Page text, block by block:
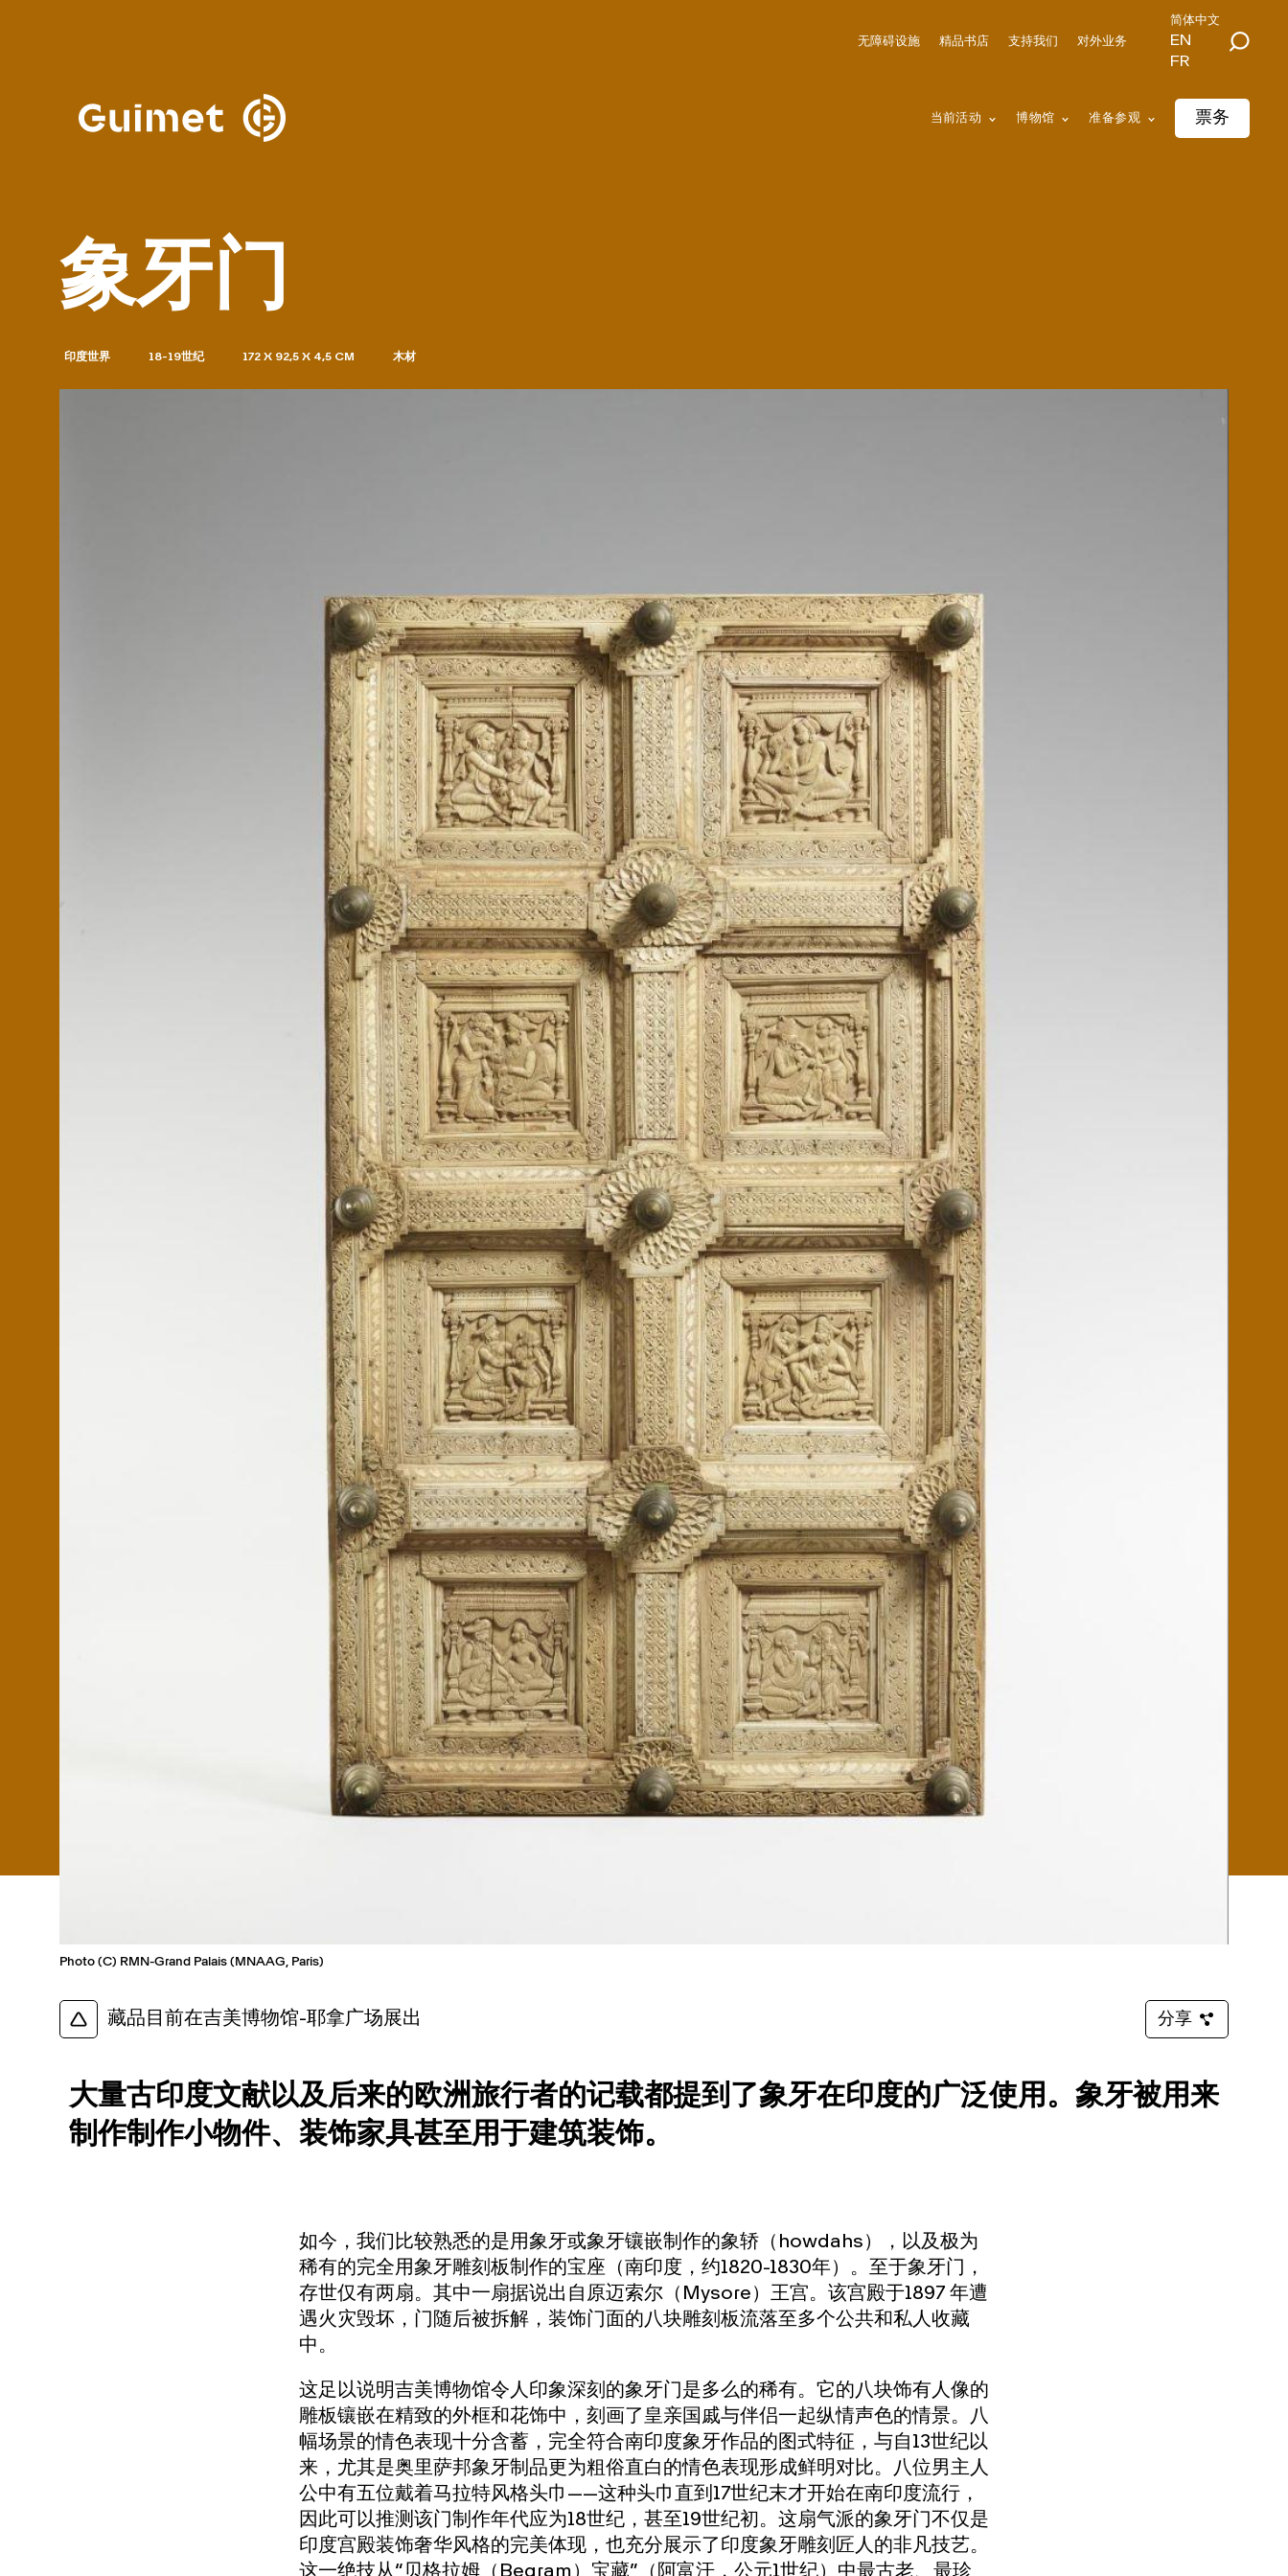
当前活动 博物馆 准备参观 票务
无障碍设施 精品书店 支持我们 对外业务
简体中文
EN
FR
象牙门
印度世界 18-19世纪 172 X 92,5 X 4,5 CM 木材
Photo (C) RMN-Grand Palais (MNAAG, Paris)
藏品目前在吉美博物馆-耶拿广场展出 分享
大量古印度文献以及后来的欧洲旅行者的记载都提到了象牙在印度的广泛使用。象牙被用来
制作制作小物件、装饰家具甚至用于建筑装饰。
如今，我们比较熟悉的是用象牙或象牙镶嵌制作的象轿（howdahs），以及极为
稀有的完全用象牙雕刻板制作的宝座（南印度，约1820-1830年）。至于象牙门，
存世仅有两扇。其中一扇据说出自原迈索尔（Mysore）王宫。该宫殿于1897 年遭
遇火灾毁坏，门随后被拆解，装饰门面的八块雕刻板流落至多个公共和私人收藏
中。
这足以说明吉美博物馆令人印象深刻的象牙门是多么的稀有。它的八块饰有人像的
雕板镶嵌在精致的外框和花饰中，刻画了皇亲国戚与伴侣一起纵情声色的情景。八
幅场景的情色表现十分含蓄，完全符合南印度象牙作品的图式特征，与自13世纪以
来，尤其是奥里萨邦象牙制品更为粗俗直白的情色表现形成鲜明对比。八位男主人
公中有五位戴着马拉特风格头巾——这种头巾直到17世纪末才开始在南印度流行，
因此可以推测该门制作年代应为18世纪，甚至19世纪初。这扇气派的象牙门不仅是
印度宫殿装饰奢华风格的完美体现，也充分展示了印度象牙雕刻匠人的非凡技艺。
这一绝技从“贝格拉姆（Begram）宝藏”（阿富汗，公元1世纪）中最古老、最珍